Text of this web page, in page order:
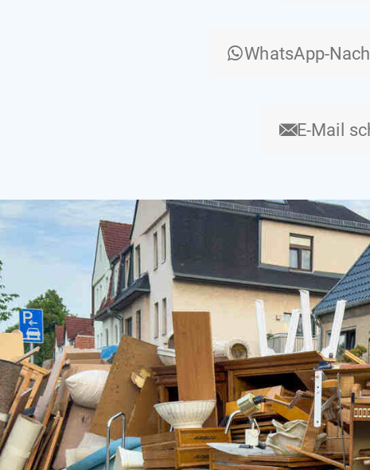
WhatsApp-
E-Mail